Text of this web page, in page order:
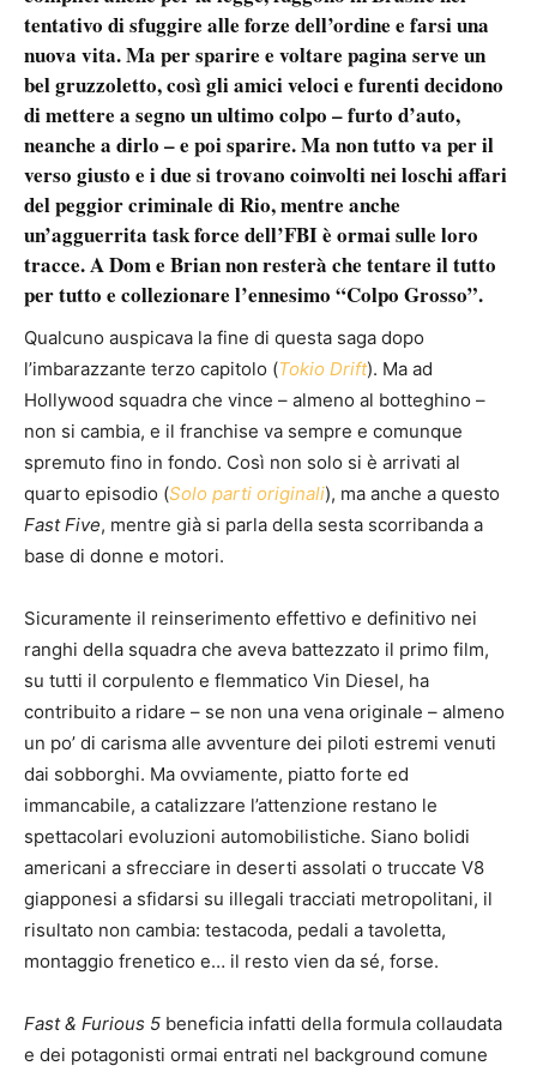
tentativo di sfuggire alle forze dell’ordine e farsi una
nuova vita. Ma per sparire e voltare pagina serve un
bel gruzzoletto, così gli amici veloci e furenti decidono
di mettere a segno un ultimo colpo – furto d’auto,
neanche a dirlo – e poi sparire. Ma non tutto va per il
verso giusto e i due si trovano coinvolti nei loschi affari
del peggior criminale di Rio, mentre anche
un’agguerrita task force dell’FBI è ormai sulle loro
tracce. A Dom e Brian non resterà che tentare il tutto
per tutto e collezionare l’ennesimo “Colpo Grosso”.
Qualcuno auspicava la fine di questa saga dopo
l’imbarazzante terzo capitolo (Tokio Drift). Ma ad
Hollywood squadra che vince – almeno al botteghino –
non si cambia, e il franchise va sempre e comunque
spremuto fino in fondo. Così non solo si è arrivati al
quarto episodio (Solo parti originali), ma anche a questo
Fast Five, mentre già si parla della sesta scorribanda a
base di donne e motori.
Sicuramente il reinserimento effettivo e definitivo nei
ranghi della squadra che aveva battezzato il primo film,
su tutti il corpulento e flemmatico Vin Diesel, ha
contribuito a ridare – se non una vena originale – almeno
un po’ di carisma alle avventure dei piloti estremi venuti
dai sobborghi. Ma ovviamente, piatto forte ed
immancabile, a catalizzare l’attenzione restano le
spettacolari evoluzioni automobilistiche. Siano bolidi
americani a sfrecciare in deserti assolati o truccate V8
giapponesi a sfidarsi su illegali tracciati metropolitani, il
risultato non cambia: testacoda, pedali a tavoletta,
montaggio frenetico e… il resto vien da sé, forse.
Fast & Furious 5 beneficia infatti della formula collaudata
e dei potagonisti ormai entrati nel background comune